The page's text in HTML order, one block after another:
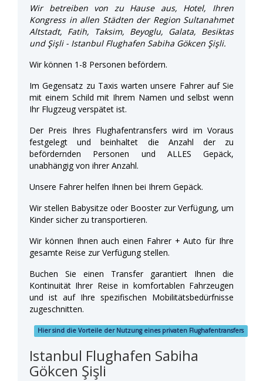
Wir betreiben von zu Hause aus, Hotel, Ihren
Kongress in allen Städten der Region Sultanahmet
Altstadt, Fatih, Taksim, Beyoglu, Galata, Besiktas
und Şişli - Istanbul Flughafen Sabiha Gökcen Şişli.
Wir können 1-8 Personen befördern.
Im Gegensatz zu Taxis warten unsere Fahrer auf Sie
mit einem Schild mit Ihrem Namen und selbst wenn
Ihr Flugzeug verspätet ist.
Der Preis Ihres Flughafentransfers wird im Voraus
festgelegt und beinhaltet die Anzahl der zu
befördernden Personen und ALLES Gepäck,
unabhängig von ihrer Anzahl.
Unsere Fahrer helfen Ihnen bei Ihrem Gepäck.
Wir stellen Babysitze oder Booster zur Verfügung, um
Kinder sicher zu transportieren.
Wir können Ihnen auch einen Fahrer + Auto für Ihre
gesamte Reise zur Verfügung stellen.
Buchen Sie einen Transfer garantiert Ihnen die
Kontinuität Ihrer Reise in komfortablen Fahrzeugen
und ist auf Ihre spezifischen Mobilitätsbedürfnisse
zugeschnitten.
Hier sind die Vorteile der Nutzung eines privaten Flughafentransfers
Istanbul Flughafen Sabiha
Gökcen Şişli